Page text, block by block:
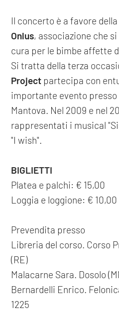
Il concerto è a favore della
Onlus, associazione che
cura per le bimbe affette
Si tratta della terza
Project partecipa con
importante evento presso
Mantova. Nel 2009 e nel
rappresentati i musical
"I wish".
BIGLIETTI
Platea e palchi: € 15,00
Loggia e loggione: € 10,00
Prevendita presso
Libreria del corso. Corso
(RE)
Malacarne Sara. Dosolo
Bernardelli Enrico.
1225